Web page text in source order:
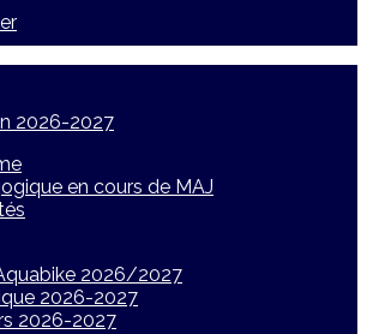
2026-2027
en cours de MAJ
2026/2027
2026-2027
2026-2027